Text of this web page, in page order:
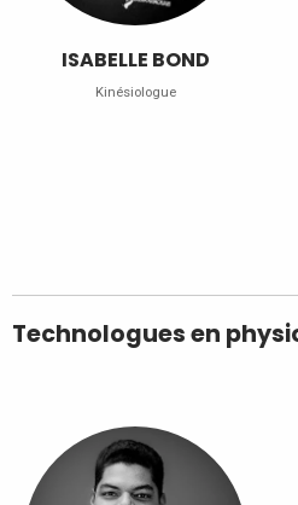
ISABELLE BOND
Kinésiologue
Technologues en